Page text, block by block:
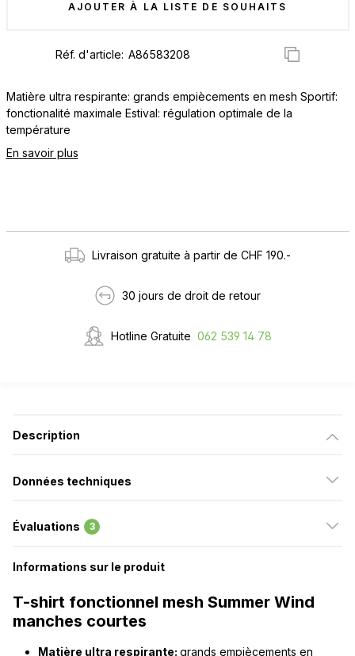
AJOUTER À LA LISTE DE SOUHAITS
Réf. d'article:
Matière ultra respirante: grands empiècements en mesh Sportif:
fonctionalité maximale Estival: régulation optimale de la
température
En savoir plus
Livraison gratuite à partir de CHF 190.-
30 jours de droit de retour
Hotline Gratuite 062 539 14 78
Description
Données techniques
Évaluations 3
Informations sur le produit
T-shirt fonctionnel mesh Summer Wind
manches courtes
Matière ultra respirante: grands empiècements en